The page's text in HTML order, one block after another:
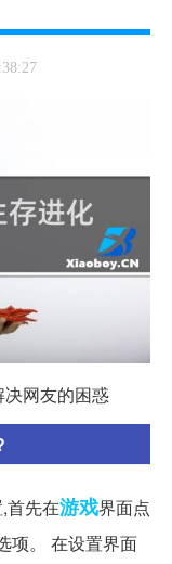
决网友的困惑
首先在游戏界面点
项。 在设置界面